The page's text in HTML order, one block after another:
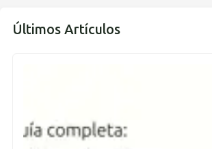
Últimos Artículos